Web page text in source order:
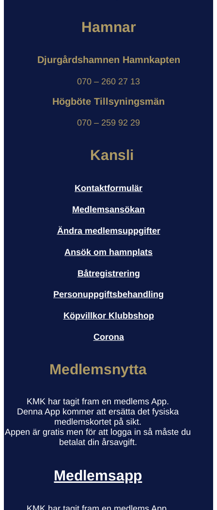
Hamnar
Djurgårdshamnen Hamnkapten
070 – 260 27 13
Högböte Tillsyningsmän
070 – 259 92 29
Kansli
Kontaktformulär
Medlemsansökan
Ändra medlemsuppgifter
Ansök om hamnplats
Båtregistrering
Personuppgiftsbehandling
Köpvillkor Klubbshop
Corona
Medlemsnytta
KMK har tagit fram en medlems App.
Denna App kommer att ersätta det fysiska
medlemskortet på sikt.
Appen är gratis men för att logga in så måste du
betalat din årsavgift.
Medlemsapp